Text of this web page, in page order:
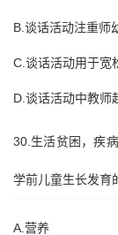
B.谈话活动注重师
C.谈话活动用于宽
D.谈话活动中教师
30.生活贫困，疾
学前儿童生长发育
A.营养